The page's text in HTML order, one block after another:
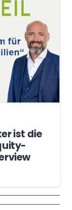
ist die